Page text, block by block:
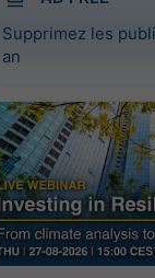
Supprimez les
an